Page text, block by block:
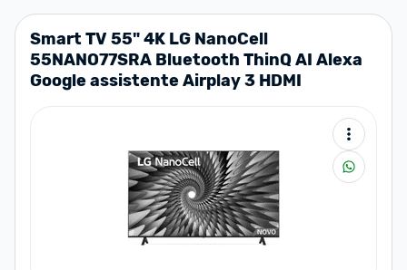
Smart TV 55" 4K LG NanoCell
55NANO77SRA Bluetooth ThinQ AI Alexa
Google assistente Airplay 3 HDMI